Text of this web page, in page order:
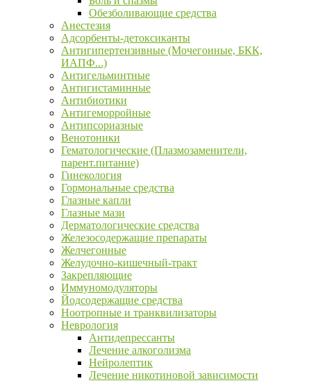
Обезболивающие средства
Анестезия
Адсорбенты-детоксиканты
Антигипертензивные (Мочегонные, БКК,
ИАПФ...)
Антигельминтные
Антигистаминные
Антибиотики
Антигеморройные
Антипсориазные
Венотоники
Гематологические (Плазмозаменители,
парент.питание)
Гинекология
Гормональные средства
Глазные капли
Глазные мази
Дерматологические средства
Железосодержащие препараты
Желчегонные
Желудочно-кишечный-тракт
Закрепляющие
Иммуномодуляторы
Йодсодержащие средства
Ноотропные и транквилизаторы
Неврология
Антидепрессанты
Лечение алкоголизма
Нейролептик
Лечение никотиновой зависимости